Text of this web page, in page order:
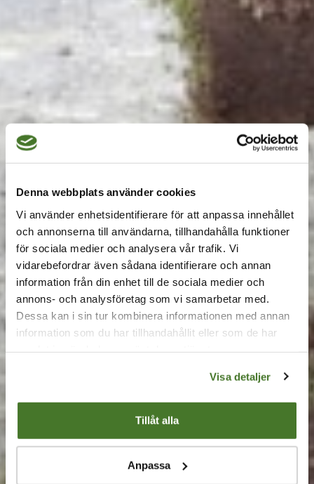
Denna webbplats använder cookies
Vi använder enhetsidentifierare för att anpassa innehållet
och annonserna till användarna, tillhandahålla funktioner
för sociala medier och analysera vår trafik. Vi
vidarebefordrar även sådana identifierare och annan
information från din enhet till de sociala medier och
annons- och analysföretag som vi samarbetar med.
Dessa kan i sin tur kombinera informationen med annan
information som du har tillhandahållit eller som de har
Visa detaljer
Tillåt alla
Anpassa
sedumtak – livslängd &
faktorer
När man ska bygga ett nytt hus eller renovera
taket på ett befintligt hus kan det bli aktuellt med
ett nytt takmaterial. En fråga som då kan uppstå
är hur länge olika typer av takmaterial egentligen
håller. Ett sedumtak är ett tak med en lång